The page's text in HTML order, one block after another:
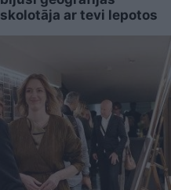
skolotāja ar tevi lepotos